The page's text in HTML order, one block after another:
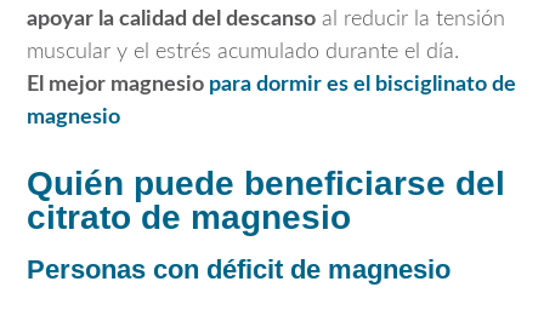
apoyar la calidad del descanso al reducir la tensión
muscular y el estrés acumulado durante el día.
El mejor magnesio para dormir es el bisciglinato de
magnesio
Quién puede beneficiarse del
citrato de magnesio
Personas con déficit de magnesio